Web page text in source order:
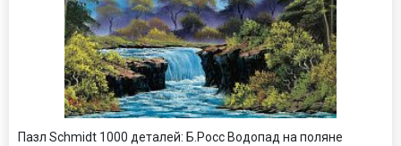
Пазл Schmidt 1000 деталей: Б.Росс Водопад на поляне